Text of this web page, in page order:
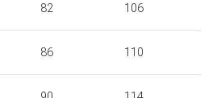
82 106
86 110